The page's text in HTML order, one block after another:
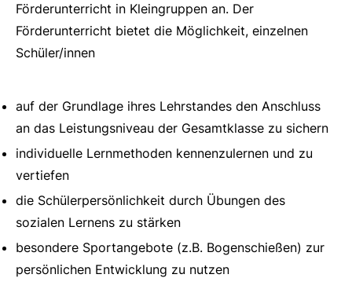
Förderunterricht in Kleingruppen an. Der
Förderunterricht bietet die Möglichkeit, einzelnen
Schüler/innen
auf der Grundlage ihres Lehrstandes den Anschluss
an das Leistungsniveau der Gesamtklasse zu sichern
individuelle Lernmethoden kennenzulernen und zu
vertiefen
die Schülerpersönlichkeit durch Übungen des
sozialen Lernens zu stärken
besondere Sportangebote (z.B. Bogenschießen) zur
persönlichen Entwicklung zu nutzen